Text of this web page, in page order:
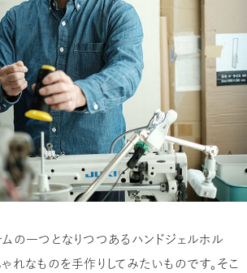
ムの一つとなりつつあるハンドジェルホル
ゃれなものを手作りしてみたいものです。そこ